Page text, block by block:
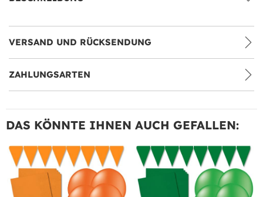
VERSAND UND RÜCKSENDUNG
ZAHLUNGSARTEN
DAS KÖNNTE IHNEN AUCH GEFALLEN: